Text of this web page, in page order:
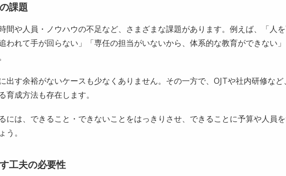
課題
間や人員・ノウハウの不足など、さまざまな課題があります。例えば、「人
われて手が回らない」「専任の担当がいないから、体系的な教育ができない
出す余裕がないケースも少なくありません。その一方で、OJTや社内研修など
成方法も存在します。
には、できること・できないことをはっきりさせ、できることに予算や人員
。
工夫の必要性